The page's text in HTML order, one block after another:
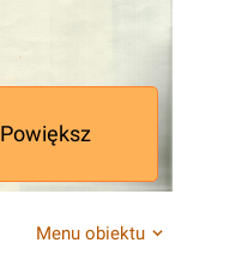
Powiększ
Menu obiektu